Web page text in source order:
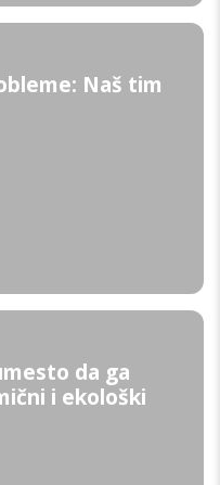
Naš tim
da ga
i ekološki